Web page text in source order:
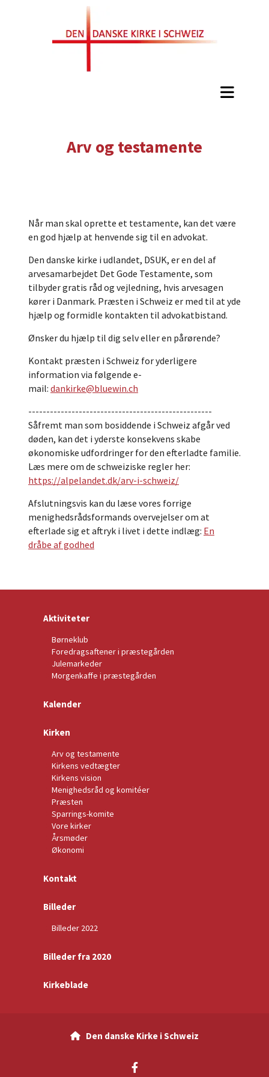
Arv og testamente
Når man skal oprette et testamente, kan det være
en god hjælp at henvende sig til en advokat.
Den danske kirke i udlandet, DSUK, er en del af
arvesamarbejdet Det Gode Testamente, som
tilbyder gratis råd og vejledning, hvis arvesagen
kører i Danmark. Præsten i Schweiz er med til at yde
hjælp og formidle kontakten til advokatbistand.
Ønsker du hjælp til dig selv eller en pårørende?
Kontakt præsten i Schweiz for yderligere
information via følgende e-
mail: dankirke@bluewin.ch
---------------------------------------------------
Såfremt man som bosiddende i Schweiz afgår ved
døden, kan det i yderste konsekvens skabe
økonomiske udfordringer for den efterladte familie.
Læs mere om de schweiziske regler her:
https://alpelandet.dk/arv-i-schweiz/
Afslutningsvis kan du læse vores forrige
menighedsrådsformands overvejelser om at
efterlade sig et aftryk i livet i dette indlæg: En
dråbe af godhed
Aktiviteter
Børneklub
Foredragsaftener i præstegården
Julemarkeder
Morgenkaffe i præstegården
Kalender
Kirken
Arv og testamente
Kirkens vedtægter
Kirkens vision
Menighedsråd og komitéer
Præsten
Sparrings-komite
Vore kirker
Årsmøder
Økonomi
Kontakt
Billeder
Billeder 2022
Billeder fra 2020
Kirkeblade
 Den danske Kirke i Schweiz